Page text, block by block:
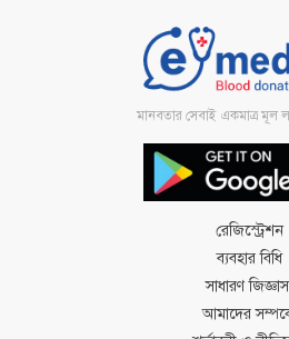
মানবতার সেবাই একমাত্র মূল
রেজিস্ট্রেশন
ব্যবহার বিধি
সাধারণ
আমাদের